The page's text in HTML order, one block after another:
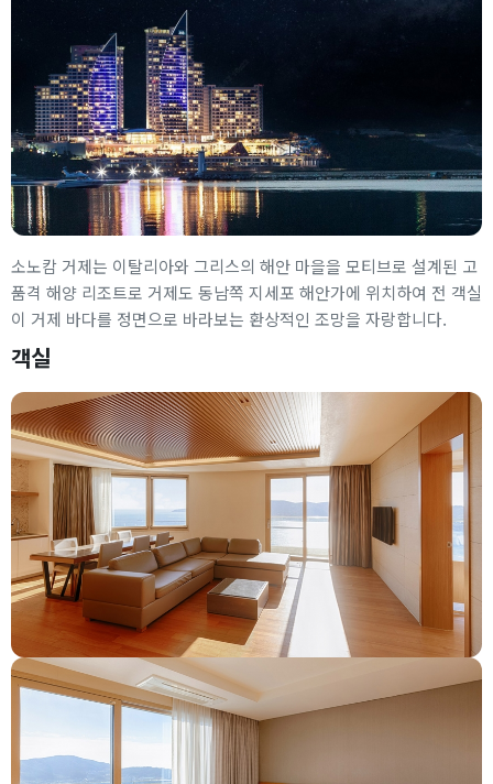
소노캄 거제는 이탈리아와 그리스의 해안 마을을 모티브로 설계된 고
품격 해양 리조트로 거제도 동남쪽 지세포 해안가에 위치하여 전 객실
이 거제 바다를 정면으로 바라보는 환상적인 조망을 자랑합니다.
객실